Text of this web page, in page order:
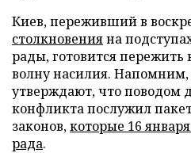
Киев, переживший в
столкновенияна
рады, готовится пережить
волну насилия.
утверждают, что поводом
конфликта послужил
законов,которые 16
рада.